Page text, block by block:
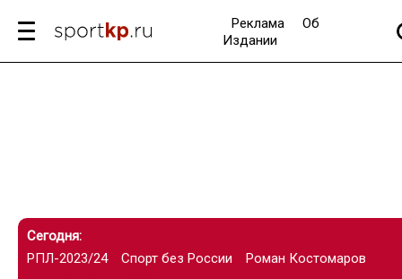
Реклама
Об
Издании
Сегодня:
РПЛ-2023/24
Спорт без России
Роман Костомаров